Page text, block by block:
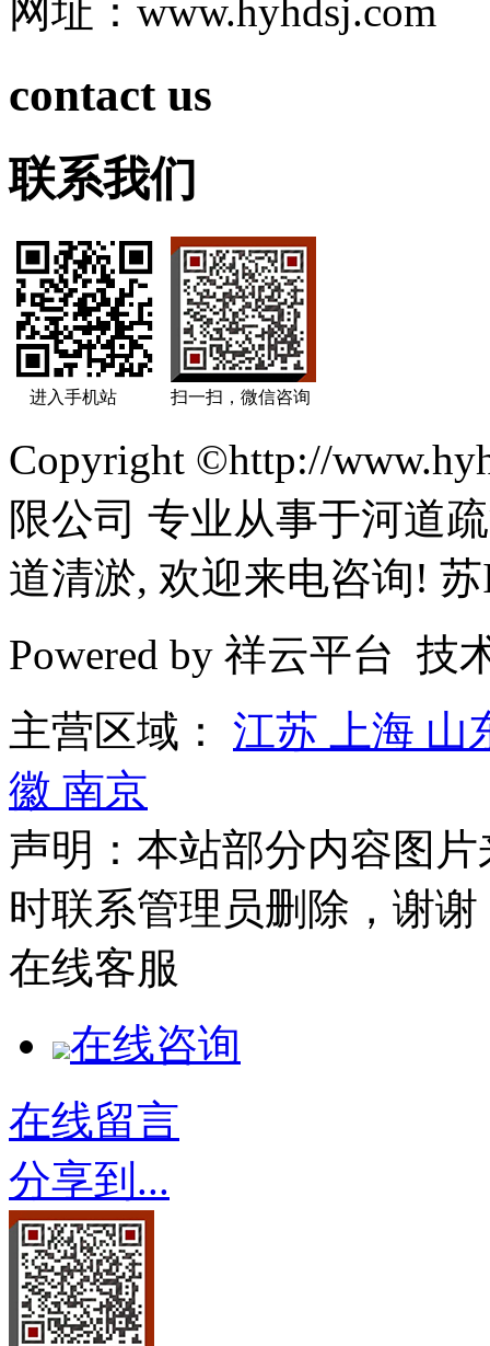
网址：www.hyhdsj.com
contact us
联系我们
进入手机站 扫一扫，微信咨询
Copyright ©http://
限公司 专业从事于河道
道清淤, 欢迎来电咨询!
Powered by 祥云平台 技
主营区域： 江苏 上海 山
徽 南京
声明：本站部分内容图
时联系管理员删除，谢谢
在线客服
在线咨询
在线留言
分享到...